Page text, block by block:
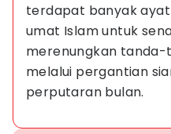
terdapat banyak
umat Islam untuk
merenungkan
melalui pergantian
perputaran bulan.